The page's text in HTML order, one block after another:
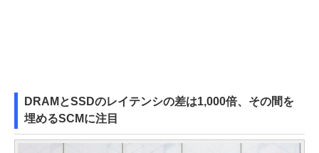
DRAMとSSDのレイテンシの差は1,000倍、その間を
埋めるSCMに注目